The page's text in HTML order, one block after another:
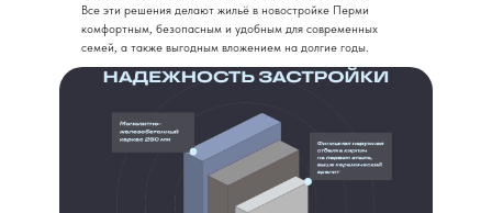
Все эти решения делают жильё в новостройке Перми
комфортным, безопасным и удобным для современных
семей, а также выгодным вложением на долгие годы.